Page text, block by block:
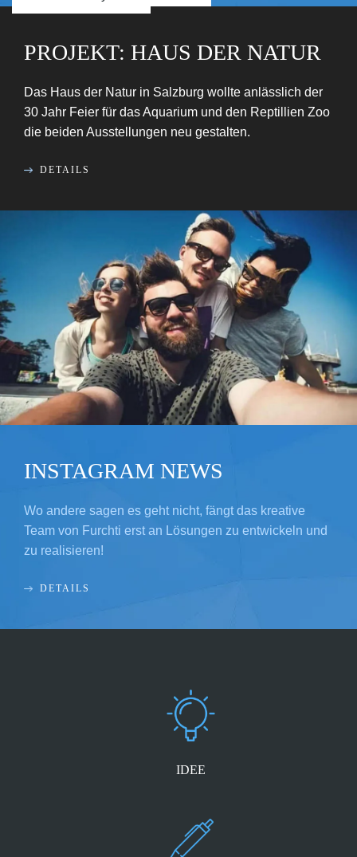
PROJEKT: HAUS DER NATUR
Das Haus der Natur in Salzburg wollte anlässlich der
30 Jahr Feier für das Aquarium und den Reptillien Zoo
die beiden Ausstellungen neu gestalten.
DETAILS
INSTAGRAM NEWS
Wo andere sagen es geht nicht, fängt das kreative
Team von Furchti erst an Lösungen zu entwickeln und
zu realisieren!
DETAILS
IDEE